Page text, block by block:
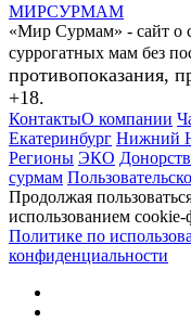
МИРСУРМАМ
«Мир Сурмам» - сайт о
суррогатных мам без
противопоказания,
+18.
КонтактыО компании
Екатеринбург Нижний
Регионы ЭКО
сурмам
Продолжая
использованием
Политике по
конфиденциальности